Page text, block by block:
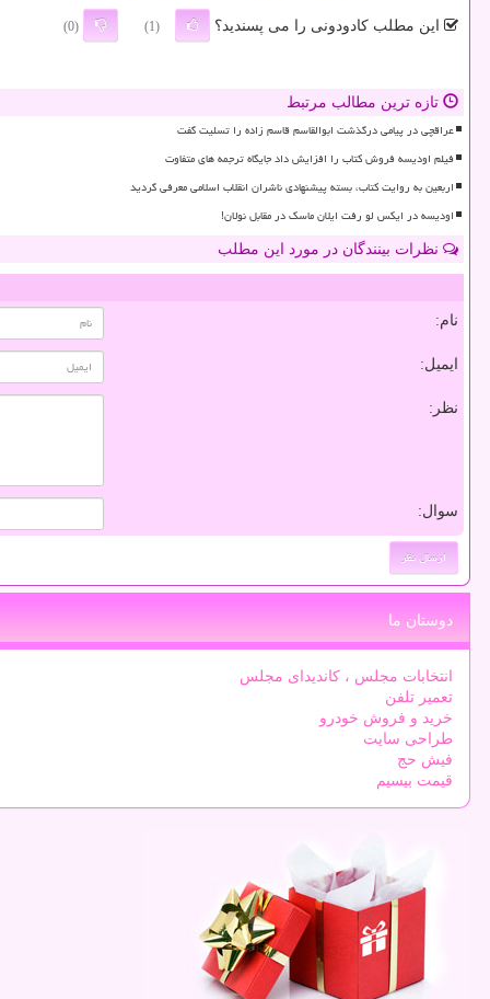
این مطلب کادودونی را می پسندید؟ (1)
(0)
تازه ترین مطالب مرتبط
عراقچی در پیامی درگذشت ابوالقاسم قاسم زاده را تسلیت گفت
فیلم اودیسه فروش کتاب را افزایش داد جایگاه ترجمه های متفاوت
اربعین به روایت کتاب، بسته پیشنهادی ناشران انقلاب اسلامی معرفی گردید
اودیسه در ایکس لو رفت ایلان ماسک در مقابل نولان!
نظرات بینندگان در مورد این مطلب
نام:
ایمیل:
نظر:
سوال:
دوستان ما
انتخابات مجلس ، کاندیدای مجلس
تعمیر تلفن
خرید و فروش خودرو
طراحی سایت
فیش حج
قیمت بیسیم